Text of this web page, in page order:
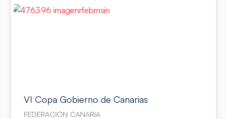
VI Copa Gobierno de Canarias
FEDERACIÓN CANARIA